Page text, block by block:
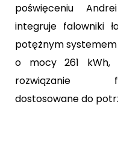
poświęceniu
integruje falowniki
potężnym
o mocy 261 kWh,
rozwiązanie
dostosowane do